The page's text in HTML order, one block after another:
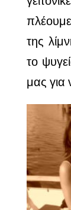
της
το
μας για